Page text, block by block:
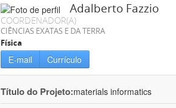
Adalberto Fazzio
COORDENADOR(A)
CIÊNCIAS EXATAS E DA TERRA
Física
E-mail Currículo
Título do Projeto:materials informatics